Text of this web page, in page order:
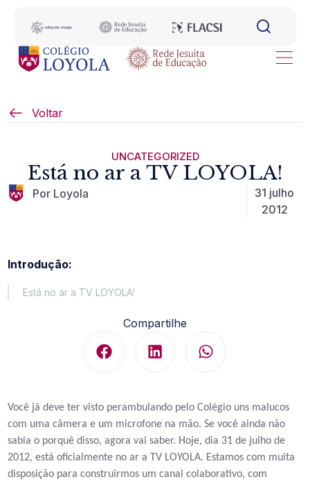
Voltar
UNCATEGORIZED
Está no ar a TV LOYOLA!
Por Loyola
31 julho
2012
Introdução:
Está no ar a TV LOYOLA!
Compartilhe
Você já deve ter visto perambulando pelo Colégio uns malucos
com uma câmera e um microfone na mão. Se você ainda não
sabia o porquê disso, agora vai saber. Hoje, dia 31 de julho de
2012, está oficialmente no ar a TV LOYOLA. Estamos com muita
disposição para construirmos um canal colaborativo, com